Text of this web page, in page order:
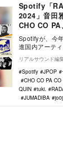
Spotify「
2024」音田
CHO CO
ら10組選出
Spotifyが、今
進国内アーテ
Noise 2024」
リアルサウンド編
Spotify
JPOP
CHO CO PA
QUIN
tuki.
JUMADIBA